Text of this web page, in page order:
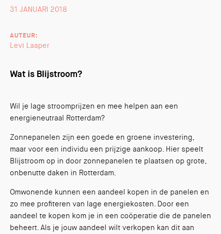
31 JANUARI 2018
AUTEUR:
Levi Laaper
Wat is Blijstroom?
Wil je lage stroomprijzen en mee helpen aan een
energieneutraal Rotterdam?
Zonnepanelen zijn een goede en groene investering,
maar voor een individu een prijzige aankoop. Hier speelt
Blijstroom op in door zonnepanelen te plaatsen op grote,
onbenutte daken in Rotterdam.
Omwonende kunnen een aandeel kopen in de panelen en
zo mee profiteren van lage energiekosten. Door een
aandeel te kopen kom je in een coöperatie die de panelen
beheert. Als je jouw aandeel wilt verkopen kan dit aan